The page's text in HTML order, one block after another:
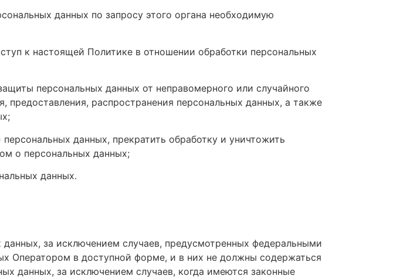
данных по запросу этого органа необходимую
к настоящей Политике в отношении обработки персональных
персональных данных от неправомерного или случайного
распространения персональных данных, а также
данных, прекратить обработку и уничтожить
о персональных данных;
данных.
за исключением случаев, предусмотренных федеральными
Оператором в доступной форме, и в них не должны содержаться
данных, за исключением случаев, когда имеются законные